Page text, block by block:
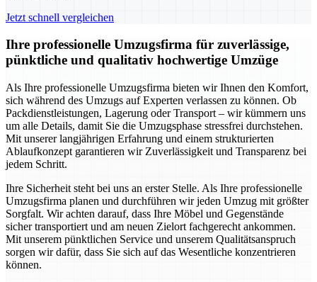
Jetzt schnell vergleichen
Ihre professionelle Umzugsfirma für zuverlässige,
pünktliche und qualitativ hochwertige Umzüge
Als Ihre professionelle Umzugsfirma bieten wir Ihnen den Komfort,
sich während des Umzugs auf Experten verlassen zu können. Ob
Packdienstleistungen, Lagerung oder Transport – wir kümmern uns
um alle Details, damit Sie die Umzugsphase stressfrei durchstehen.
Mit unserer langjährigen Erfahrung und einem strukturierten
Ablaufkonzept garantieren wir Zuverlässigkeit und Transparenz bei
jedem Schritt.
Ihre Sicherheit steht bei uns an erster Stelle. Als Ihre professionelle
Umzugsfirma planen und durchführen wir jeden Umzug mit größter
Sorgfalt. Wir achten darauf, dass Ihre Möbel und Gegenstände
sicher transportiert und am neuen Zielort fachgerecht ankommen.
Mit unserem pünktlichen Service und unserem Qualitätsanspruch
sorgen wir dafür, dass Sie sich auf das Wesentliche konzentrieren
können.